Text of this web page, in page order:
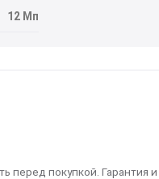
12 Мп
перед покупкой. Гарантия